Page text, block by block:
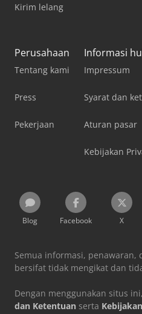
Kirim lelang
Perusahaan
Tentang kami
Press
Pekerjaan
Informasi
Impressum
Syarat dan
Aturan pasar
Kebijakan
Blog Facebook X
Semua informasi, penawaran,
bersifat tidak mengikat dan
Dengan menggunakan situs
dan Ketentuan serta